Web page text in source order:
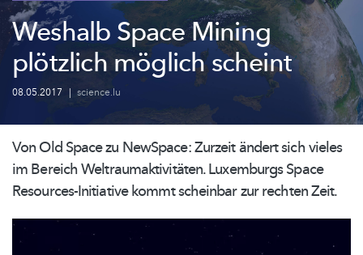
Weshalb Space Mining
plötzlich möglich scheint
08.05.2017 | science.lu
Von Old Space zu NewSpace: Zurzeit ändert sich vieles
im BereichWeltraumaktivitäten.Luxemburgs Space
Resources-Initiativekommt scheinbar zur rechten Zeit.